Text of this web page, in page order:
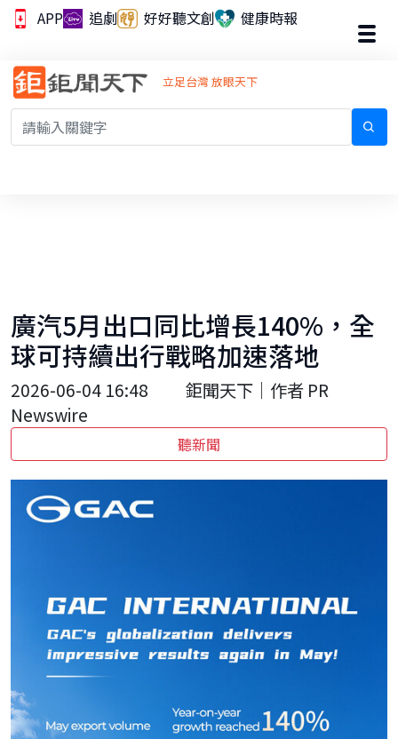
APP 追劇 好好聽文創 健康時報
立足台灣 放眼天下
廣汽5月出口同比增長140%，全
球可持續出行戰略加速落地
2026-06-04 16:48
鉅聞天下｜作者 PR
Newswire
聽新聞